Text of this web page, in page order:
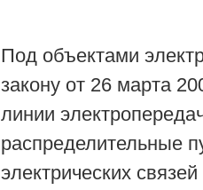
Под объектами
закону от 26 марта
линии
распределительные
электрических